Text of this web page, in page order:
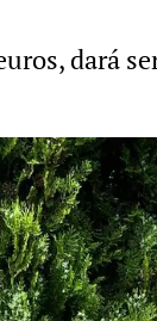
dará